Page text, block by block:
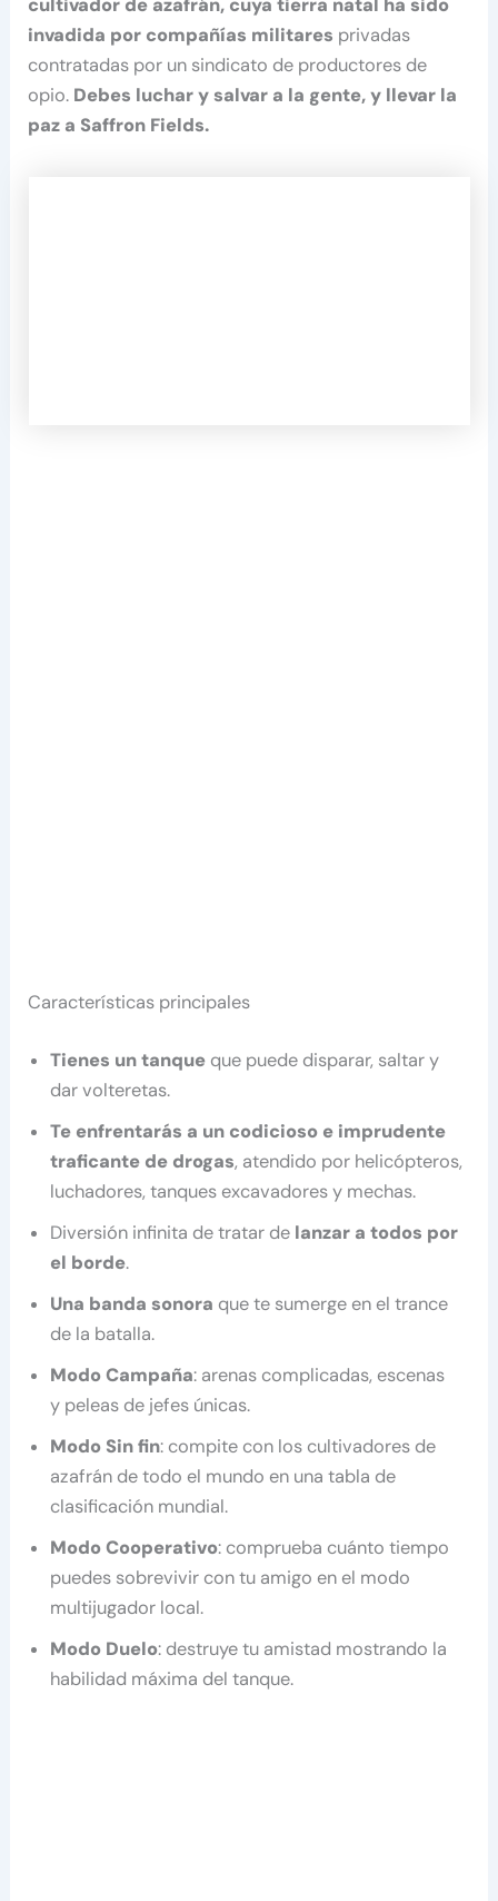
cultivador de azafrán, cuya tierra natal ha sido
invadida por compañías militares privadas
contratadas por un sindicato de productores de
opio. Debes luchar y salvar a la gente, y llevar la
paz a Saffron Fields.
Características principales
Tienes un tanque que puede disparar, saltar y
dar volteretas.
Te enfrentarás a un codicioso e imprudente
traficante de drogas, atendido por helicópteros,
luchadores, tanques excavadores y mechas.
Diversión infinita de tratar de lanzar a todos por
el borde.
Una banda sonora que te sumerge en el trance
de la batalla.
Modo Campaña: arenas complicadas, escenas
y peleas de jefes únicas.
Modo Sin fin: compite con los cultivadores de
azafrán de todo el mundo en una tabla de
clasificación mundial.
Modo Cooperativo: comprueba cuánto tiempo
puedes sobrevivir con tu amigo en el modo
multijugador local.
Modo Duelo: destruye tu amistad mostrando la
habilidad máxima del tanque.